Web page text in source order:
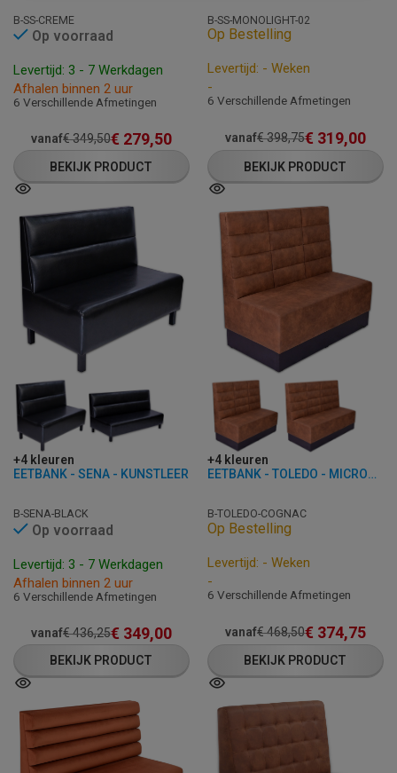
B-SS-CREME
Op voorraad
Levertijd: 3 - 7 Werkdagen
Afhalen binnen 2 uur
6 Verschillende Afmetingen
vanaf€349,50€ 279,50
BEKIJK PRODUCT
B-SS-MONOLIGHT-02
Op Bestelling
Levertijd: - Weken
-
6 Verschillende Afmetingen
vanaf€398,75€ 319,00
BEKIJK PRODUCT
+4 kleuren
EETBANK - SENA - KUNSTLEER
B-SENA-BLACK
Op voorraad
Levertijd: 3 - 7 Werkdagen
Afhalen binnen 2 uur
6 Verschillende Afmetingen
vanaf€436,25€ 349,00
BEKIJK PRODUCT
+4 kleuren
EETBANK - TOLEDO - MICROVEZEL
B-TOLEDO-COGNAC
Op Bestelling
Levertijd: - Weken
-
6 Verschillende Afmetingen
vanaf€468,50€ 374,75
BEKIJK PRODUCT